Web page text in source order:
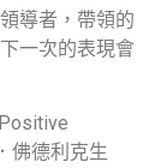
導者，帶領的
一次的表現會
佛德利克生